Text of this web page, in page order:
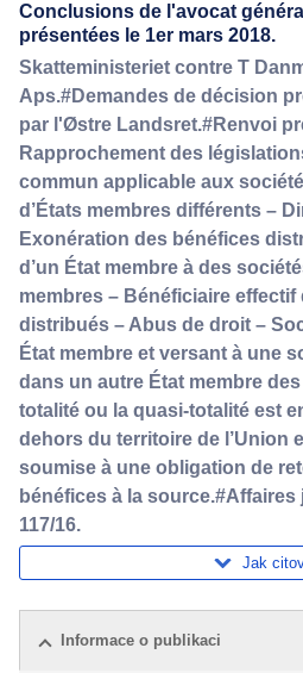
Conclusions de l'avocat
présentées le 1er mars 2018.
Skatteministeriet contre T
Aps.#Demandes de décision
par l'Østre Landsret.#Renvoi
Rapprochement des
commun applicable aux
d’États membres différents –
Exonération des bénéfices
d’un État membre à des
membres – Bénéficiaire effectif
distribués – Abus de droit –
État membre et versant à une
dans un autre État membre
totalité ou la quasi-totalité est
dehors du territoire de l’Union
soumise à une obligation de
bénéfices à la source.#Affaires
117/16.
Jak
Informace o publikaci